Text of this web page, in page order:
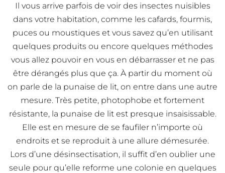
Il vous arrive parfois de voir des insectes nuisibles
dans votre habitation, comme les cafards, fourmis,
puces ou moustiques et vous savez qu’en utilisant
quelques produits ou encore quelques méthodes
vous allez pouvoir en vous en débarrasser et ne pas
être dérangés plus que ça. À partir du moment où
on parle de la punaise de lit, on entre dans une autre
mesure. Très petite, photophobe et fortement
résistante, la punaise de lit est presque insaisissable.
Elle est en mesure de se faufiler n’importe où
endroits et se reproduit à une allure démesurée.
Lors d’une désinsectisation, il suffit d’en oublier une
seule pour qu’elle reforme une colonie en quelques